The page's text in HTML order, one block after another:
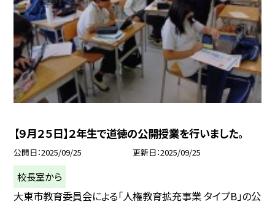
【９月２５日】２年生で道徳の公開授業を行いました。
公開日 2025/09/25 更新日 2025/09/25
校長室から
大東市教育委員会による「人権教育拡充事業 タイプB」の公